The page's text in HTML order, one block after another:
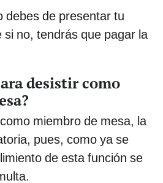
debes de presentar tu
si no, tendrás que pagar la
desistir como
miembro de mesa, la
pues, como ya se
de esta función se